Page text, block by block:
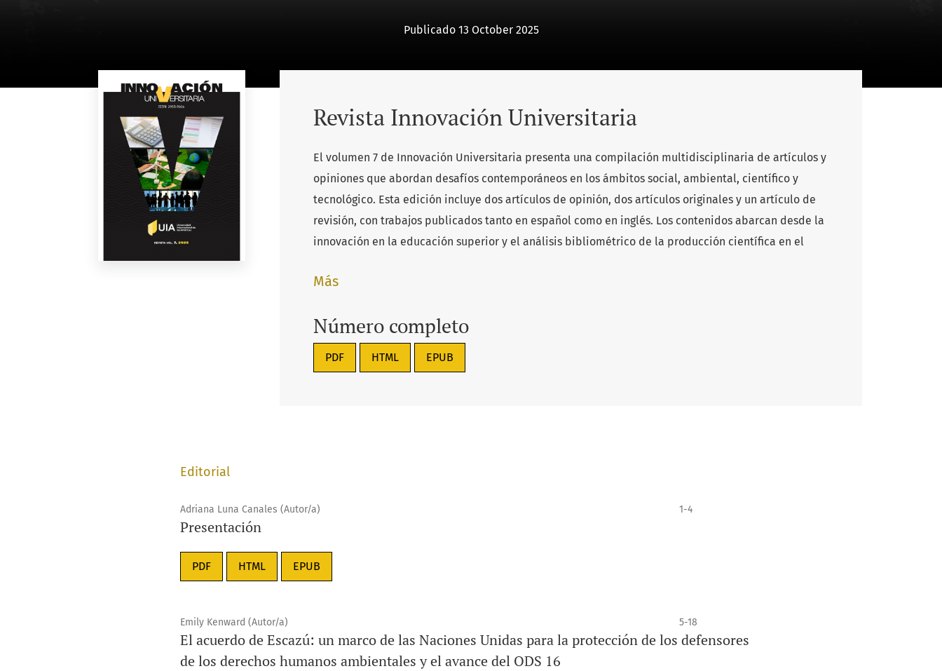
Publicado 13 October 2025
Revista Innovación Universitaria
El volumen 7 de Innovación Universitaria presenta una compilación multidisciplinaria de artículos y
opiniones que abordan desafíos contemporáneos en los ámbitos social, ambiental, científico y
tecnológico. Esta edición incluye dos artículos de opinión, dos artículos originales y un artículo de
revisión, con trabajos publicados tanto en español como en inglés. Los contenidos abarcan desde la
innovación en la educación superior y el análisis bibliométrico de la producción científica en el
los derechos de las personas defensoras de los derechos humanos ambientales, promoviendo
Más
Número completo
PDF HTML EPUB
Editorial
Adriana Luna Canales (Autor/a) 1-4
Presentación
PDF HTML EPUB
Emily Kenward (Autor/a) 5-18
El acuerdo de Escazú: un marco de las Naciones Unidas para la protección de los defensores
de los derechos humanos ambientales y el avance del ODS 16